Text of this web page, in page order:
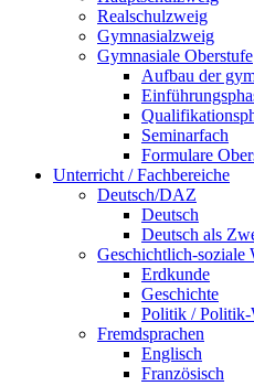
Realschulzweig
Gymnasialzweig
Gymnasiale Oberstufe
Aufbau der
Seminarfach
Formulare
Unterricht / Fachbereiche
Deutsch/DAZ
Deutsch
Deutsch als
Geschichtlich-soziale
Erdkunde
Geschichte
Politik / Politik-
Fremdsprachen
Englisch
Französisch